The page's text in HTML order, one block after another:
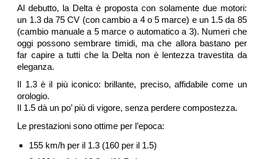
Al debutto, la Delta è proposta con solamente due motori:
un 1.3 da 75 CV (con cambio a 4 o 5 marce) e un 1.5 da 85
(cambio manuale a 5 marce o automatico a 3). Numeri che
oggi possono sembrare timidi, ma che allora bastano per
far capire a tutti che la Delta non è lentezza travestita da
eleganza.
Il 1.3 è il più iconico: brillante, preciso, affidabile come un
orologio.
Il 1.5 dà un po’ più di vigore, senza perdere compostezza.
Le prestazioni sono ottime per l’epoca:
155 km/h per il 1.3 (160 per il 1.5)